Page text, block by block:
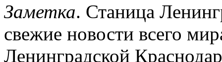
Заметка. Станица
свежие новости всего
Ленинградской